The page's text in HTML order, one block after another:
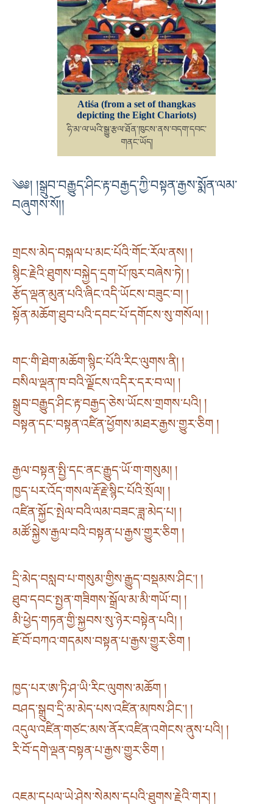
Atiśa (from a set of thangkas
depicting the Eight Chariots)
ཧི་མ་ལ་ཡའི་སྒྱུ་རྩལ་ཐོན་ཁུངས་ནས་བདག་དབང་
གནང་ཡོད།
༄༅། །སྒྲུབ་བརྒྱུད་ཤིང་རྟ་བརྒྱད་ཀྱི་བསྟན་རྒྱས་སྨོན་ལམ་
བཞུགས་སོ།།
གྲངས་མེད་བསྐལ་པ་མང་པོའི་གོང་རོལ་ནས། །
སྙིང་རྗེའི་ཐུགས་བསྐྱེད་དྲག་པོ་ཁུར་བཞེས་ཏེ། །
རྩོད་ལྡན་མུན་པའི་ཞིང་འདི་ཡོངས་བཟུང་བ། །
སྟོན་མཆོག་ཐུབ་པའི་དབང་པོ་དགོངས་སུ་གསོལ། །
གང་གི་ཐེག་མཆོག་སྙིང་པོའི་རིང་ལུགས་ནི། །
བསིལ་ལྡན་ཁ་བའི་ལྗོངས་འདིར་དར་བ་ལ། །
སྒྲུབ་བརྒྱུད་ཤིང་རྟ་བརྒྱད་ཅེས་ཡོངས་གྲགས་པའི། །
བསྟན་དང་བསྟན་འཛིན་ཕྱོགས་མཐར་རྒྱས་གྱུར་ཅིག །
རྒྱལ་བསྟན་སྤྱི་དང་ནང་རྒྱུད་ཡོ་ག་གསུམ། །
ཁྱད་པར་འོད་གསལ་རྡོ་རྗེ་སྙིང་པོའི་སྲོལ། །
འཛིན་སྐྱོང་སྤེལ་བའི་ལམ་བཟང་ཟླ་མེད་པ། །
མཚོ་སྐྱེས་རྒྱལ་བའི་བསྟན་པ་རྒྱས་གྱུར་ཅིག །
དྲི་མེད་བསླབ་པ་གསུམ་གྱིས་རྒྱུད་བསྡམས་ཤིང༌། །
ཐུབ་དབང་སྤྱན་གཟིགས་སྒྲོལ་མ་མི་གཡོ་བ། །
མི་ཕྱེད་གཏན་གྱི་སྐྱབས་སུ་ཉེར་བསྟེན་པའི། །
ཇོ་བོ་བཀའ་གདམས་བསྟན་པ་རྒྱས་གྱུར་ཅིག །
ཁྱད་པར་ཨ་ཏི་ཤ་ཡི་རིང་ལུགས་མཆོག །
བཤད་སྒྲུབ་དྲི་མ་མེད་པས་འཛིན་མཁས་ཤིང༌། །
འདུལ་འཛིན་གཙང་མས་ནོར་འཛིན་འགེངས་ནུས་པའི། །
རི་བོ་དགེ་ལྡན་བསྟན་པ་རྒྱས་གྱུར་ཅིག །
འཇམ་དཔལ་ཡེ་ཤེས་སེམས་དཔའི་ཐུགས་རྗེའི་གར། །